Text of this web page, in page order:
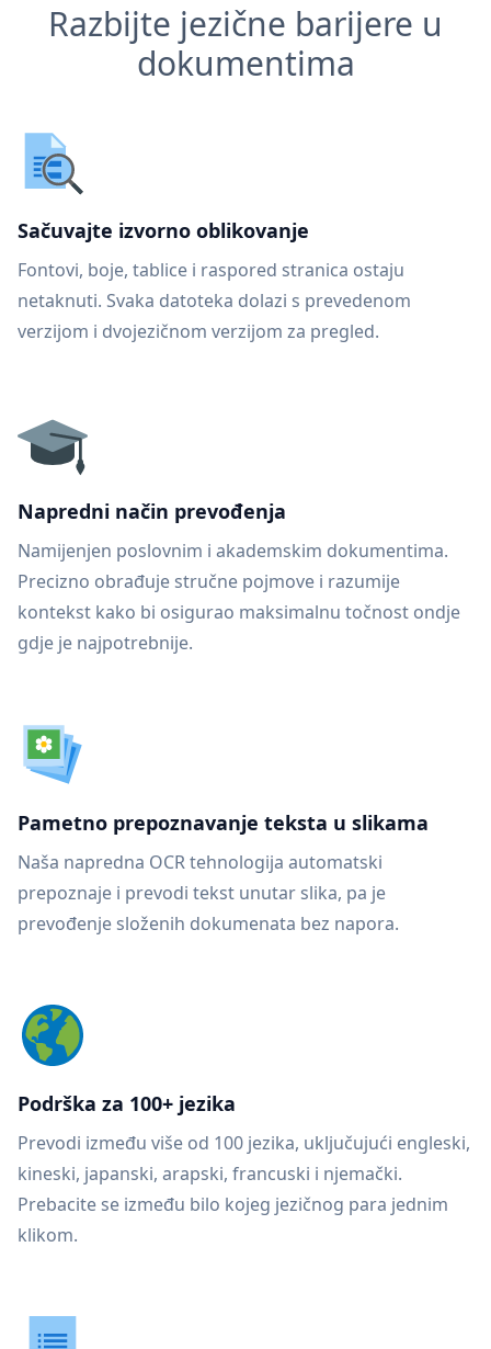
Razbijte jezične barijere u
dokumentima
Sačuvajte izvorno oblikovanje
Fontovi, boje, tablice i raspored stranica ostaju
netaknuti. Svaka datoteka dolazi s prevedenom
verzijom i dvojezičnom verzijom za pregled.
Napredni način prevođenja
Namijenjen poslovnim i akademskim dokumentima.
Precizno obrađuje stručne pojmove i razumije
kontekst kako bi osigurao maksimalnu točnost ondje
gdje je najpotrebnije.
Pametno prepoznavanje teksta u slikama
Naša napredna OCR tehnologija automatski
prepoznaje i prevodi tekst unutar slika, pa je
prevođenje složenih dokumenata bez napora.
Podrška za 100+ jezika
Prevodi između više od 100 jezika, uključujući engleski,
kineski, japanski, arapski, francuski i njemački.
Prebacite se između bilo kojeg jezičnog para jednim
klikom.